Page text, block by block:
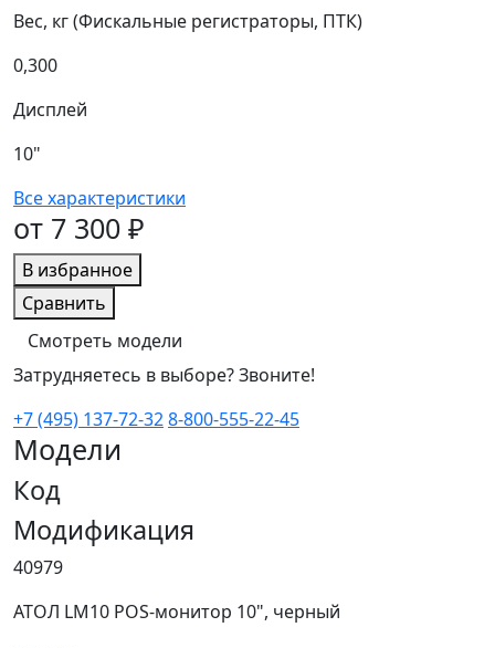
Вес, кг (Фискальные регистраторы, ПТК)
0,300
Дисплей
10"
Все характеристики
от 7 300 ₽
В избранное
Сравнить
Смотреть модели
Затрудняетесь в выборе? Звоните!
+7 (495) 137-72-328-800-555-22-45
Модели
Код
Модификация
40979
АТОЛ LM10 POS-монитор 10", черный